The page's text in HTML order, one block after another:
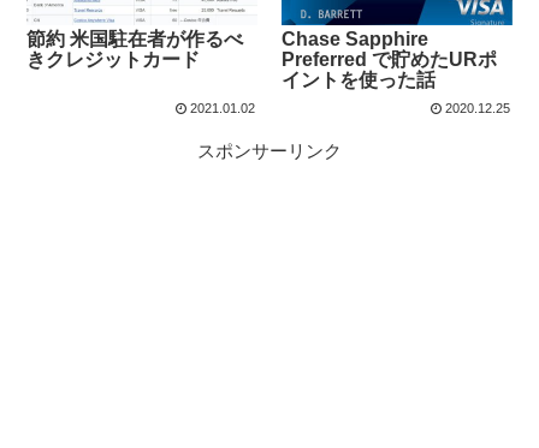
節約 米国駐在者が作るべ
きクレジットカード
2021.01.02
Chase Sapphire
Preferred で貯めたURポ
イントを使った話
2020.12.25
スポンサーリンク